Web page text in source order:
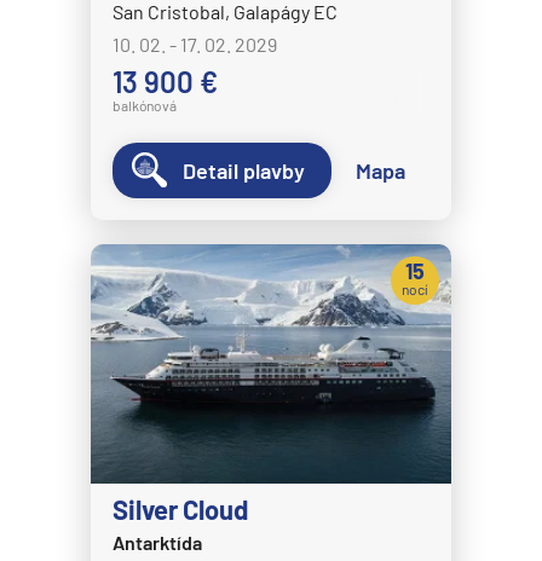
Celestyal Discovery
Celestyal Journey
Costa Cruises
Costa Deliziosa
Costa Diadema
Costa Fascinosa
Costa Favolosa
Costa Fortuna
Costa Pacifica
Costa Serena
Costa Smeralda
Costa Toscana
San Cristobal, Galapágy EC
10. 02. - 17. 02. 2029
13 900 €
balkónová
Detail plavby Mapa
Silver Cloud
Antarktída
15
nocí